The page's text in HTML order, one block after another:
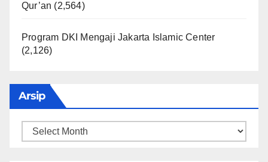
Qur’an (2,564)
Program DKI Mengaji Jakarta Islamic Center
(2,126)
Arsip
Arsip